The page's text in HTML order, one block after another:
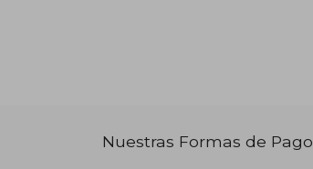
Nuestras Formas de Pago